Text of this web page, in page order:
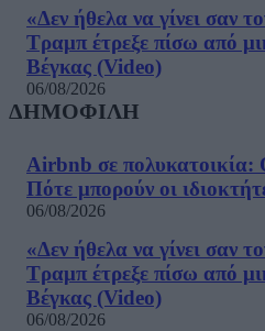
«Δεν ήθελα να γίνει σαν
Τραμπ έτρεξε πίσω από
Βέγκας (Video)
06/08/2026
ΔΗΜΟΦΙΛΗ
Airbnb σε πολυκατοικία:
Πότε μπορούν οι
06/08/2026
«Δεν ήθελα να γίνει σαν
Τραμπ έτρεξε πίσω από
Βέγκας (Video)
06/08/2026